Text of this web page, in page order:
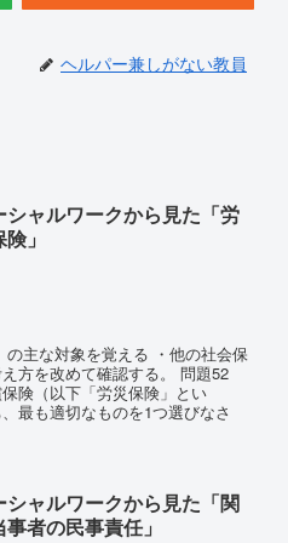
ヘルパー兼しがない教員
シャルワークから見た「労
」
主な対象を覚える ・他の社会保
方を改めて確認する。 問題52
険（以下「労災保険」とい
最も適切なものを1つ選びなさ
シャルワークから見た「関
者の民事責任」